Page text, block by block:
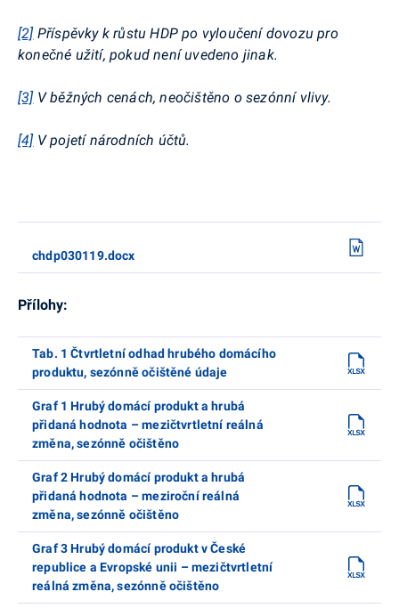
[2] Příspěvky k růstu HDP po vyloučení dovozu pro
konečné užití, pokud není uvedeno jinak.
[3] V běžných cenách, neočištěno o sezónní vlivy.
[4]V pojetí národních účtů.
chdp030119.docx
Přílohy:
Tab. 1 Čtvrtletní odhad hrubého domácího
produktu, sezónně očištěné údaje
Graf 1 Hrubý domácí produkt a hrubá
přidaná hodnota – mezičtvrtletní reálná
změna, sezónně očištěno
Graf 2 Hrubý domácí produkt a hrubá
přidaná hodnota – meziroční reálná
změna, sezónně očištěno
Graf 3 Hrubý domácí produkt v České
republice a Evropské unii – mezičtvrtletní
reálná změna, sezónně očištěno